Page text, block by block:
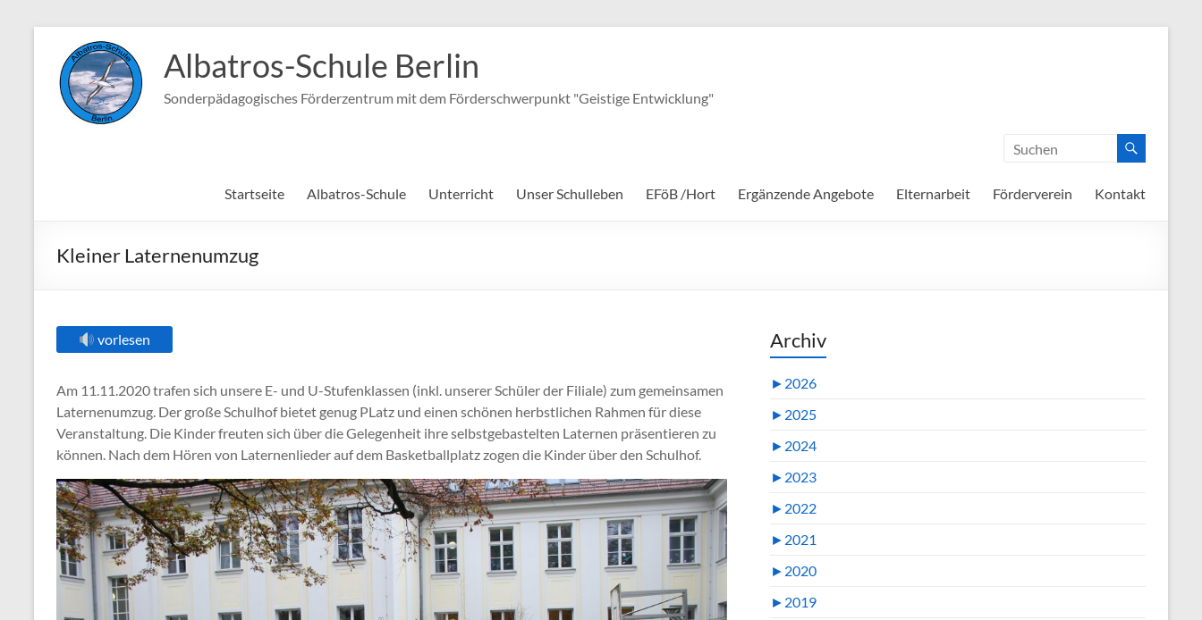
Inhalt
springen
Albatros-Schule Berlin
Sonderpädagogisches Förderzentrum mit dem Förderschwerpunkt "Geistige Entwicklung"
Startseite Albatros-Schule Unterricht Unser Schulleben EFöB /Hort Ergänzende Angebote Elternarbeit Förderverein Kontakt
Kleiner Laternenumzug
vorlesen
Am 11.11.2020 trafen sich unsere E- und U-Stufenklassen (inkl. unserer Schüler der Filiale) zum gemeinsamen
Laternenumzug. Der große Schulhof bietet genug PLatz und einen schönen herbstlichen Rahmen für diese
Veranstaltung. Die Kinder freuten sich über die Gelegenheit ihre selbstgebastelten Laternen präsentieren zu
können. Nach dem Hören von Laternenlieder auf dem Basketballplatz zogen die Kinder über den Schulhof.
Archiv
► 2026
► 2025
► 2024
► 2023
► 2022
► 2021
► 2020
► 2019